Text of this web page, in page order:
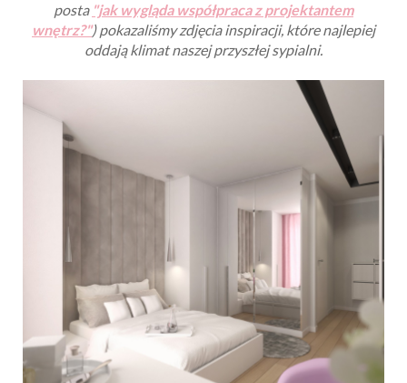
posta "jak wygląda współpraca z projektantem
wnętrz?") pokazaliśmy zdjęcia inspiracji, które najlepiej
oddają klimat naszej przyszłej sypialni.